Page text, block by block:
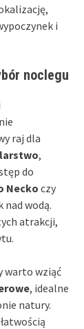
i
noclegu
raj dla
,
do
Neckoczy
nad wodą.
atrakcji,
warto wziąć
, idealne
natury.